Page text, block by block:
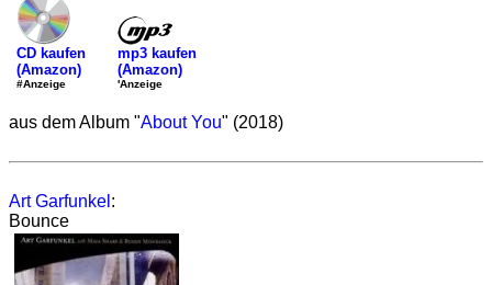
CD kaufen
(Amazon)
#Anzeige
mp3 kaufen
(Amazon)
'Anzeige
aus dem Album "About You" (2018)
Art Garfunkel :
Bounce